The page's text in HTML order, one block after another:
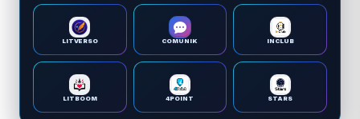
LITVERSO COMUNIK INCLUB
LITBOOM 4POINT STARS